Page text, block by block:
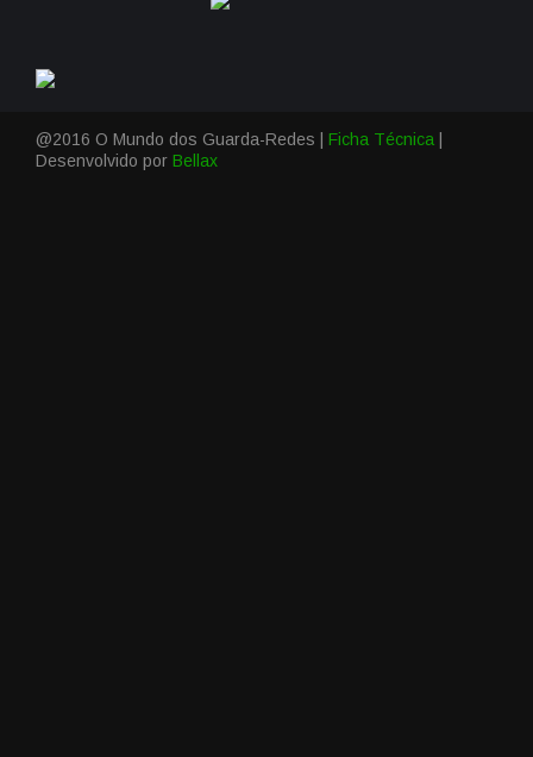
@2016 O Mundo dos Guarda-Redes | Ficha Técnica
Desenvolvido por Bellax